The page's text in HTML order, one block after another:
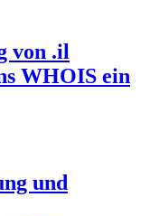
von .il
WHOIS ein
und